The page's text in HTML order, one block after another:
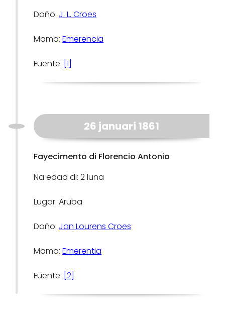
Doño: J. L. Croes
Mama:Emerencia
Fuente: [1]
26 januari 1861
Fayecimento di Florencio Antonio
Na edad di: 2 luna
Lugar: Aruba
Doño: Jan Lourens Croes
Mama:Emerentia
Fuente: [2]